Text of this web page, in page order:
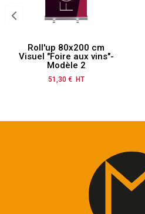
Roll'up 80x200 cm
Visuel "Foire aux vins"-
Modèle 2
Prix
51,30 € HT